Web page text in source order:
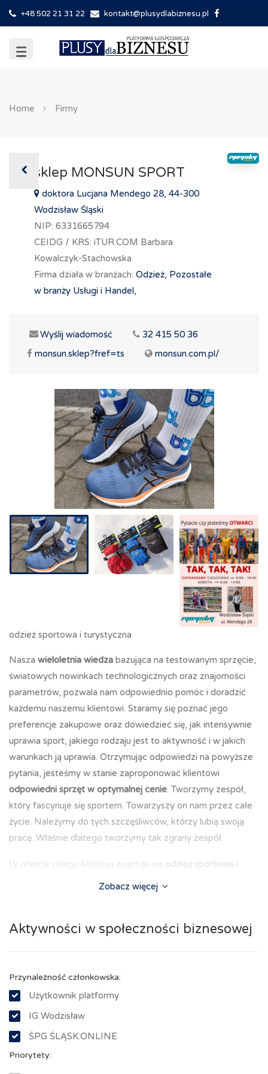
+48 502 21 31 22 kontakt@plusydlabiznesu.pl
Home Firmy
sklep MONSUN SPORT
doktora Lucjana Mendego 28, 44-300
Wodzisław Śląski
NIP: 6331665794
CEIDG / KRS: iTUR.COM Barbara
Kowalczyk-Stachowska
Firma działa w branżach: Odzież, Pozostałe
w branży Usługi i Handel,
Wyślij wiadomość
32 415 50 36
monsun.sklep?fref=ts
monsun.com.pl/
odzież sportowa i turystyczna
Nasza wieloletnia wiedza bazująca na testowanym sprzęcie,
światowych nowinkach technologicznych oraz znajomości
parametrów, pozwala nam odpowiednio pomóc i doradzić
każdemu naszemu klientowi. Staramy się poznać jego
preferencje zakupowe oraz dowiedzieć się, jak intensywnie
uprawia sport, jakiego rodzaju jest to aktywność i w jakich
warunkach ją uprawia. Otrzymując odpowiedzi na powyższe
pytania, jesteśmy w stanie zaproponować klientowi
odpowiedni sprzęt w optymalnej cenie. Tworzymy zespół,
który fascynuje się sportem. Towarzyszy on nam przez całe
życie. Należymy do tych szczęśliwców, którzy lubią swoją
pracę. Właśnie dlatego tworzymy tak zgrany zespół.
W ofercie sklepu Monsun znajduje się
odzież sportowa i
turystyczna dla całej rodziny
, m.in. takich marek,jak:
- New Balance
- Adidas
- Nike
Zobacz więcej
Aktywności w społeczności biznesowej
Przynależność członkowska:
Użytkownik platformy
IG Wodzisław
ŚPG ŚLĄSK.ONLINE
Priorytety: